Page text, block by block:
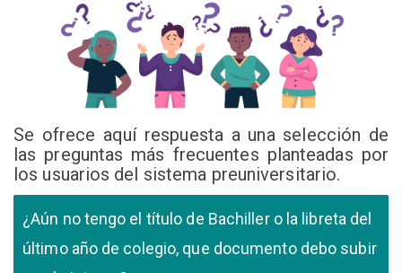
Se ofrece aquí respuesta a una selección de
las preguntas más frecuentes planteadas por
los usuarios del sistema preuniversitario.
¿Aún no tengo el título de Bachiller o la libreta del
último año de colegio, que documento debo subir